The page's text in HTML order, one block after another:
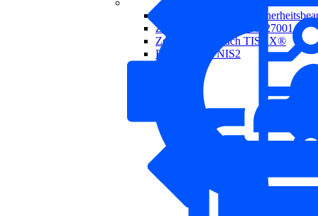
Externer
Zertifizierung nach ISO 27001
Zertifizierung nach TISAX®
Beratung zur NIS2